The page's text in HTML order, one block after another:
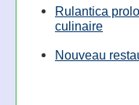
Rulantica
culinaire
Nouveau